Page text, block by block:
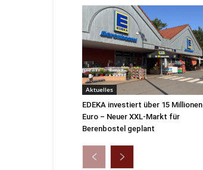
Aktuelles
EDEKA investiert über 15 Millionen
Euro – Neuer XXL-Markt für
Berenbostel geplant